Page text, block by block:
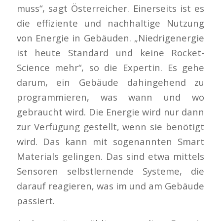
muss“, sagt Österreicher. Einerseits ist es
die effiziente und nachhaltige Nutzung
von Energie in Gebäuden. „Niedrigenergie
ist heute Standard und keine Rocket-
Science mehr“, so die Expertin. Es gehe
darum, ein Gebäude dahingehend zu
programmieren, was wann und wo
gebraucht wird. Die Energie wird nur dann
zur Verfügung gestellt, wenn sie benötigt
wird. Das kann mit sogenannten Smart
Materials gelingen. Das sind etwa mittels
Sensoren selbstlernende Systeme, die
darauf reagieren, was im und am Gebäude
passiert.